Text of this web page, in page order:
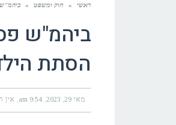
ראשי » חוק ומשפט »
ביהמ"ש
הסתת
מאי 29, 2023 9:54 am אין